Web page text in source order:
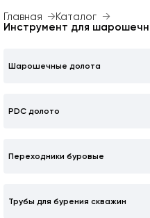
Главная
Каталог
Инструмент для
Шарошечные долота
PDC долото
Переходники буровые
Трубы для бурения скважин